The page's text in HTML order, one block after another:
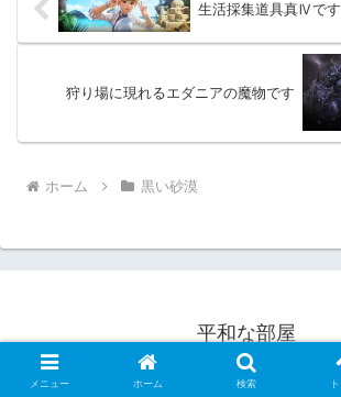
生活採集道具真Ⅳです
狩り場に現れるエダニアの魔物です
ホーム 黒い砂漠
平和な部屋
© 2022 平和な部屋.
メニュー ホーム 検索